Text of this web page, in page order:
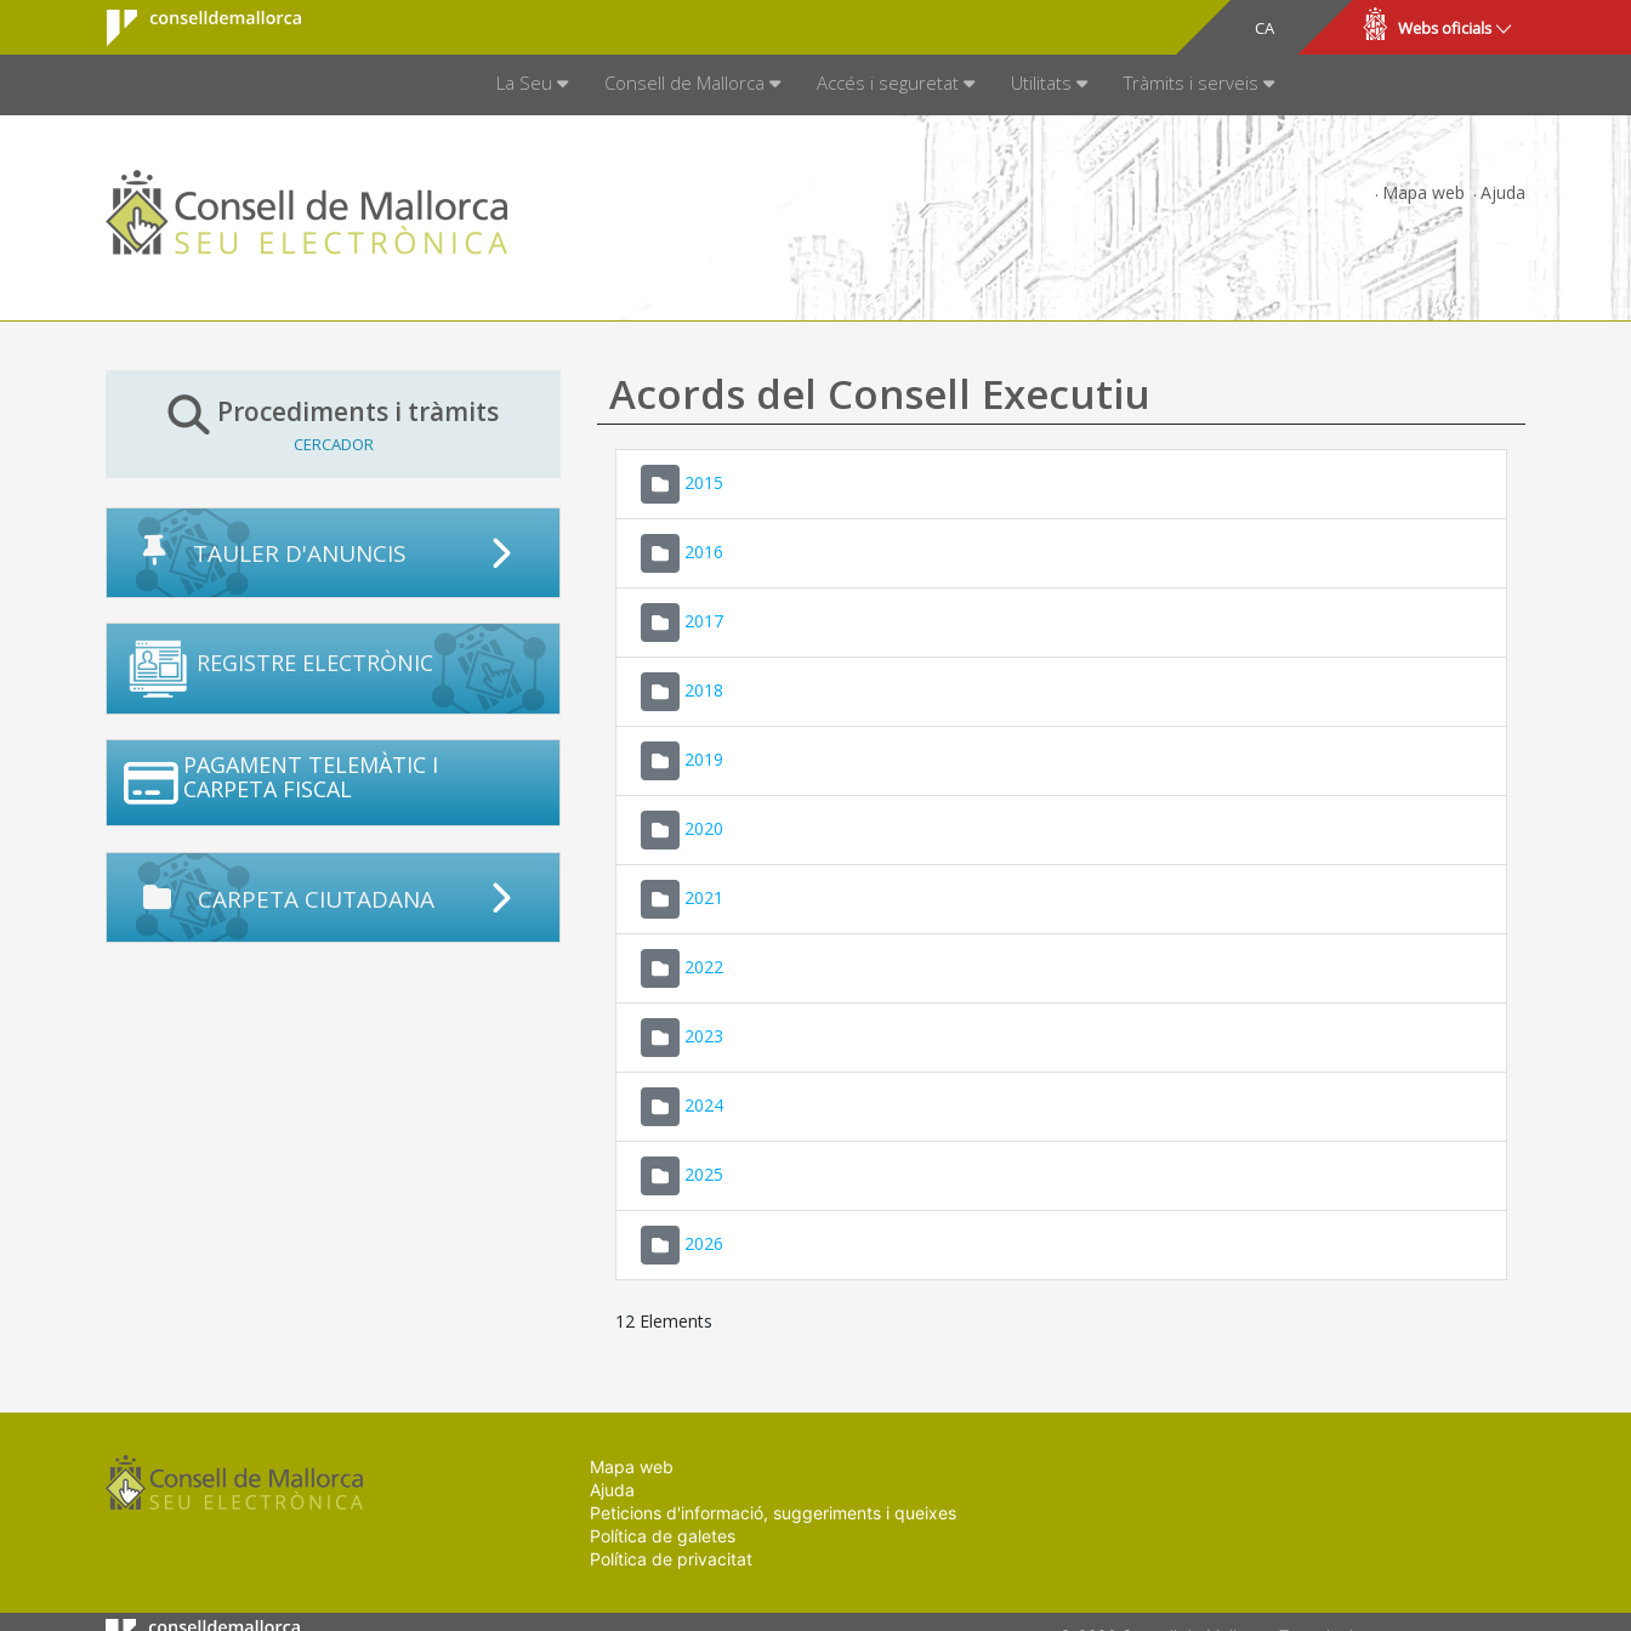
Salta al contingut principal
Consell de
Mallorca
CA
ES Webs oficials
La Seu Consell de Mallorca Accés i seguretat Utilitats Tràmits i serveis
Mapa web Ajuda
Procediments i tràmits
CERCADOR
TAULER D'ANUNCIS
REGISTRE ELECTRÒNIC
PAGAMENT TELEMÀTIC I
CARPETA FISCAL
CARPETA CIUTADANA
Acords del Consell Executiu
2015
2016
2017
2018
2019
2020
2021
2022
2023
2024
2025
2026
12 Elements
Mapa web
Ajuda
Peticions d'informació, suggeriments i queixes
Política de galetes
Política de privacitat